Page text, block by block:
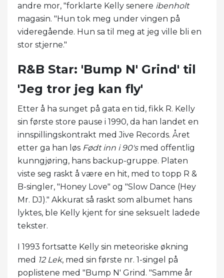
andre mor, "forklarte Kelly senere ibenholt
magasin. "Hun tok meg under vingen på
videregående. Hun sa til meg at jeg ville bli en
stor stjerne."
R&B Star: 'Bump N' Grind' til
'Jeg tror jeg kan fly'
Etter å ha sunget på gata en tid, fikk R. Kelly
sin første store pause i 1990, da han landet en
innspillingskontrakt med Jive Records. Året
etter ga han løs Født inn i 90'smed offentlig
kunngjøring, hans backup-gruppe. Platen
viste seg raskt å være en hit, med to topp R &
B-singler, "Honey Love" og "Slow Dance (Hey
Mr. DJ)." Akkurat så raskt som albumet hans
lyktes, ble Kelly kjent for sine seksuelt ladede
tekster.
I 1993 fortsatte Kelly sin meteoriske økning
med 12 Lek, med sin første nr. 1-singel på
poplistene med "Bump N' Grind. "Samme år